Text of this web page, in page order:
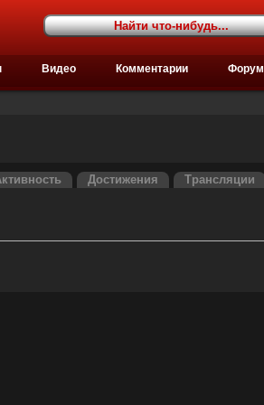
Видео Комментарии Форум
Достижения Трансляции